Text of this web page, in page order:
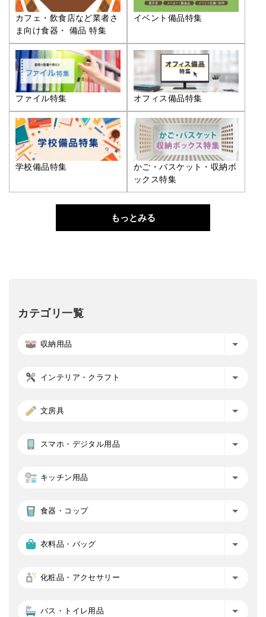
カフェ・飲食店など業者さ
ま向け食器・ 備品 特集
イベント備品特集
ファイル特集 オフィス備品特集
学校備品特集
かご・バスケット・収納ボ
ックス特集
もっとみる
カテゴリ一覧
収納用品
インテリア・クラフト
文房具
スマホ・デジタル用品
キッチン用品
食器・コップ
衣料品・バッグ
化粧品・アクセサリー
バス・トイレ用品